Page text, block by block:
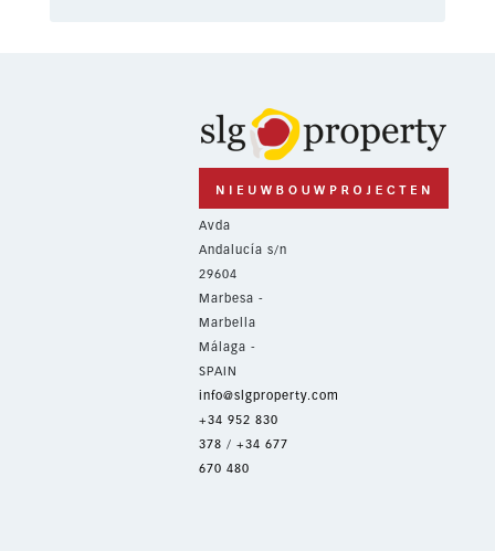
Avda
Andalucía s/n
29604
Marbesa -
Marbella
Málaga -
SPAIN
info@slgproperty.com
+34 952 830
378 / +34 677
670 480